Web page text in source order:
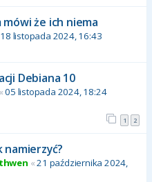
że ich niema
18 listopada 2024, 16:43
Debiana 10
«05 listopada 2024, 18:24
1 2
namierzyć?
«21 października 2024,